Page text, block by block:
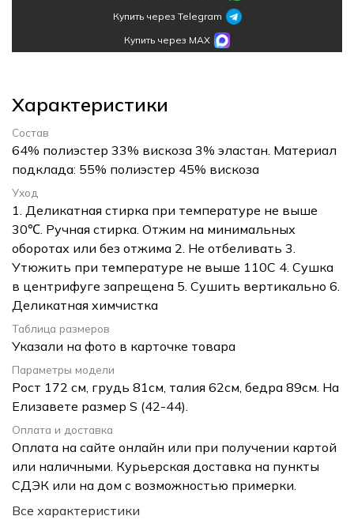
Купить через Telegram
Купить через MAX
Характеристики
Состав
64% полиэстер 33% вискоза 3% эластан. Материал
подклада: 55% полиэстер 45% вискоза
Уход
1. Деликатная стирка при температуре не выше
30℃. Ручная стирка. Отжим на минимальных
оборотах или без отжима 2. Не отбеливать 3.
Утюжить при температуре не выше 110С 4. Сушка
в центрифуге запрещена 5. Сушить вертикально 6.
Деликатная химчистка
Таблица размеров
Указали на фото в карточке товара
Параметры модели
Рост 172 см, грудь 81см, талия 62см, бедра 89см. На
Елизавете размер S (42-44).
Оплата и доставка
Оплата на сайте онлайн или при получении картой
или наличными. Курьерская доставка на пункты
СДЭК или на дом с возможностью примерки.
Все характеристики